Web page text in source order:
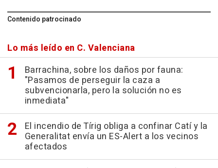
Contenido patrocinado
Lo más leído en C. Valenciana
Barrachina, sobre los daños por fauna:
"Pasamos de perseguir la caza a
subvencionarla, pero la solución no es
inmediata"
El incendio de Tírig obliga a confinar Catí y la
Generalitat envía un ES-Alert a los vecinos
afectados